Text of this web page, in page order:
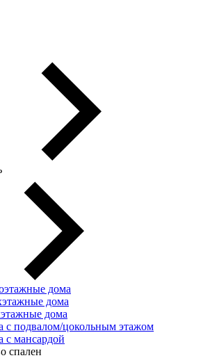
дома
дома
дома
с подвалом/цокольным этажом
с мансардой
спален